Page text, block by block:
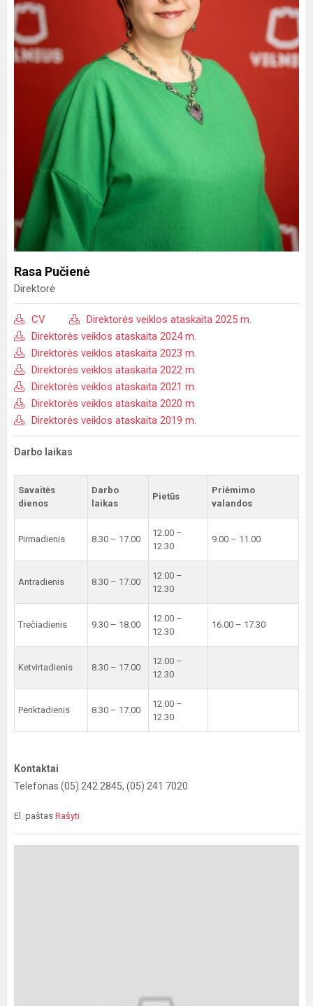
Rasa Pučienė
Direktorė
CV
Direktorės veiklos ataskaita 2025 m.
Direktorės veiklos ataskaita 2024 m.
Direktorės veiklos ataskaita 2023 m.
Direktorės veiklos ataskaita 2022 m.
Direktorės veiklos ataskaita 2021 m.
Direktorės veiklos ataskaita 2020 m.
Direktorės veiklos ataskaita 2019 m.
Darbo laikas
Savaitės
dienos
Darbo
laikas
Pietūs
Priėmimo
valandos
Pirmadienis 8.30 – 17.00
12.00 –
12.30
9.00 – 11.00
Antradienis 8.30 – 17.00
12.00 –
12.30
Trečiadienis 9.30 – 18.00
12.00 –
12.30
16.00 – 17.30
Ketvirtadienis 8.30 – 17.00
12.00 –
12.30
Penktadienis 8.30 – 17.00
12.00 –
12.30
Kontaktai
Telefonas (05) 242 2845, (05) 241 7020
El. paštas Rašyti